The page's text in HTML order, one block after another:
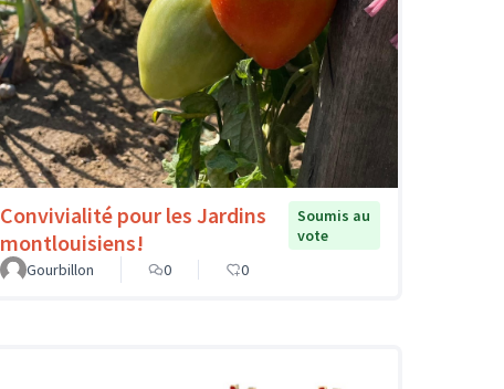
Convivialité pour les Jardins
montlouisiens!
Soumis au
vote
Gourbillon
0 0